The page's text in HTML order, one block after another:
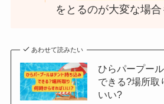
をとるのが大変な場合
あわせて読みたい
ひらパープー
できる?場所取
いい?